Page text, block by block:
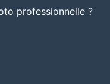
professionnelle ?